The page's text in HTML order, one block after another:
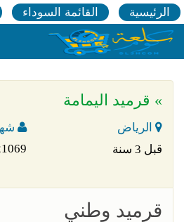
الرئيسية القائمة السوداء
» قرميد اليمامة
الرياض
قبل 3 سنة
قرميد وطني